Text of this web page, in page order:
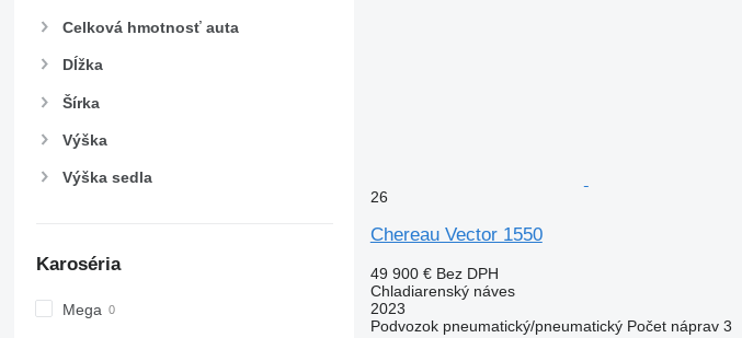
Celková hmotnosť auta
Dĺžka
Šírka
Výška
Výška sedla
Karoséria
Mega
26
Chereau Vector 1550
49 900 € Bez DPH
Chladiarenský náves
2023
Podvozok pneumatický/pneumatický Počet náprav 3